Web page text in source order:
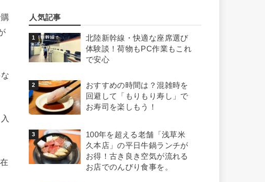
人気記事
北陸新幹線・快適な座席選び
体験談！荷物もPC作業もこれ
で安心
おすすめの時間は？混雑時を
回避して「もりもり寿し」で
お寿司を楽しもう！
100年を超える老舗「浅草米
久本店」の平日牛鍋ランチが
お得！古き良き空気が流れる
お店でのんびり食事を。